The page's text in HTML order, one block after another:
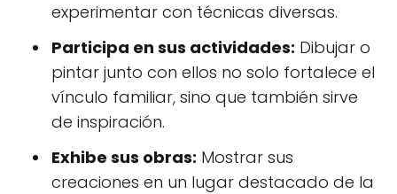
experimentar con técnicas diversas.
Participa en sus actividades: Dibujar o
pintar junto con ellos no solo fortalece el
vínculo familiar, sino que también sirve
de inspiración.
Exhibe sus obras: Mostrar sus
creaciones en un lugar destacado de la